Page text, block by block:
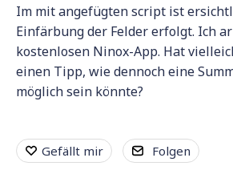
Im mit angefügten script ist
Einfärbung der Felder erfolgt. Ich
kostenlosen Ninox-App. Hat
einen Tipp, wie dennoch eine
möglich sein könnte?
Gefällt mir Folgen